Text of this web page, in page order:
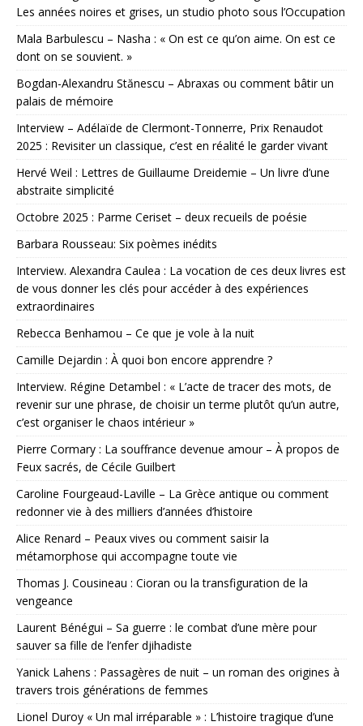
Les années noires et grises, un studio photo sous l’Occupation
Mala Barbulescu – Nasha : « On est ce qu’on aime. On est ce
dont on se souvient. »
Bogdan-Alexandru Stănescu – Abraxas ou comment bâtir un
palais de mémoire
Interview – Adélaïde de Clermont-Tonnerre, Prix Renaudot
2025 : Revisiter un classique, c’est en réalité le garder vivant
Hervé Weil : Lettres de Guillaume Dreidemie – Un livre d’une
abstraite simplicité
Octobre 2025 : Parme Ceriset – deux recueils de poésie
Barbara Rousseau: Six poèmes inédits
Interview. Alexandra Caulea : La vocation de ces deux livres est
de vous donner les clés pour accéder à des expériences
extraordinaires
Rebecca Benhamou – Ce que je vole à la nuit
Camille Dejardin : À quoi bon encore apprendre ?
Interview. Régine Detambel : « L’acte de tracer des mots, de
revenir sur une phrase, de choisir un terme plutôt qu’un autre,
c’est organiser le chaos intérieur »
Pierre Cormary : La souffrance devenue amour – À propos de
Feux sacrés, de Cécile Guilbert
Caroline Fourgeaud-Laville – La Grèce antique ou comment
redonner vie à des milliers d’années d’histoire
Alice Renard – Peaux vives ou comment saisir la
métamorphose qui accompagne toute vie
Thomas J. Cousineau : Cioran ou la transfiguration de la
vengeance
Laurent Bénégui – Sa guerre : le combat d’une mère pour
sauver sa fille de l’enfer djihadiste
Yanick Lahens : Passagères de nuit – un roman des origines à
travers trois générations de femmes
Lionel Duroy « Un mal irréparable » : L’histoire tragique d’une